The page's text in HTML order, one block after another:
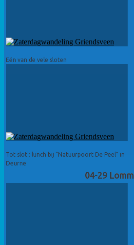
Eén van de vele sloten
Tot slot : lunch bij “Natuurpoort De Peel” in
Deurne
04-29 Lomm